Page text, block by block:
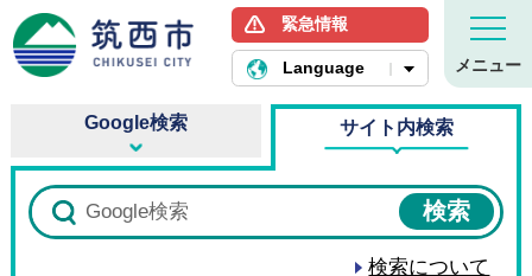
筑西市ホームページ
緊急情報
Language メニュー
Google検索 サイト内検索
検索について